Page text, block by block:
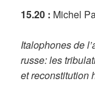
15.20 : Michel
Italophones de
russe: les
et reconstitution